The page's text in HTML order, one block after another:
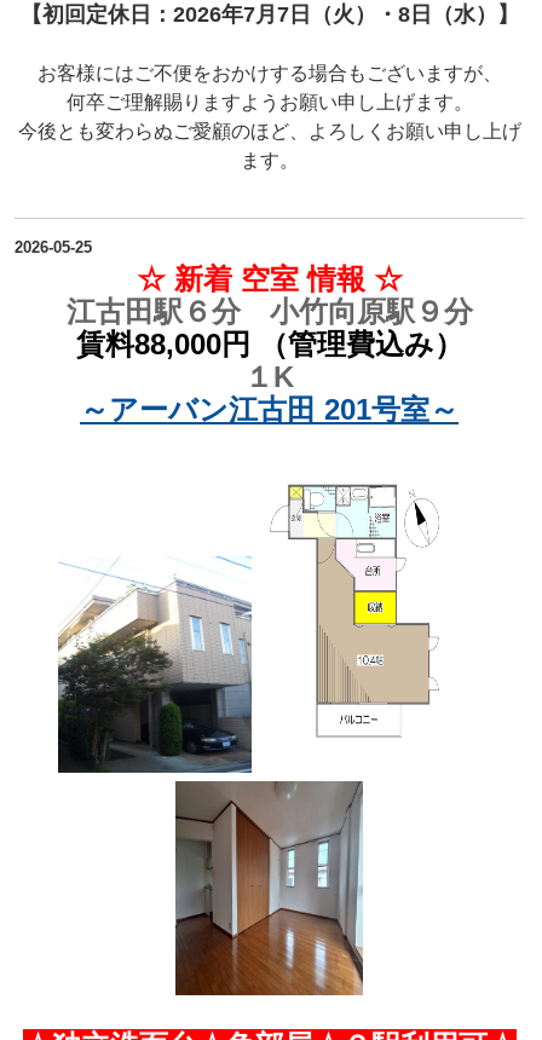
【初回定休日：2026年7月7日（火）・8日（水）】
お客様にはご不便をおかけする場合もございますが、
何卒ご理解賜りますようお願い申し上げます。
今後とも変わらぬご愛顧のほど、よろしくお願い申し上げ
ます。
2026-05-25
☆ 新着 空室 情報 ☆
江古田駅６分 小竹向原駅９分
賃料88,000円 （管理費込み）
１K
～アーバン江古田 201号室～